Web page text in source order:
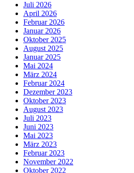
Juli 2026
April 2026
Februar 2026
Januar 2026
Oktober 2025
August 2025
Januar 2025
Mai 2024
März 2024
Februar 2024
Dezember 2023
Oktober 2023
August 2023
Juli 2023
Juni 2023
Mai 2023
März 2023
Februar 2023
November 2022
Oktober 2022